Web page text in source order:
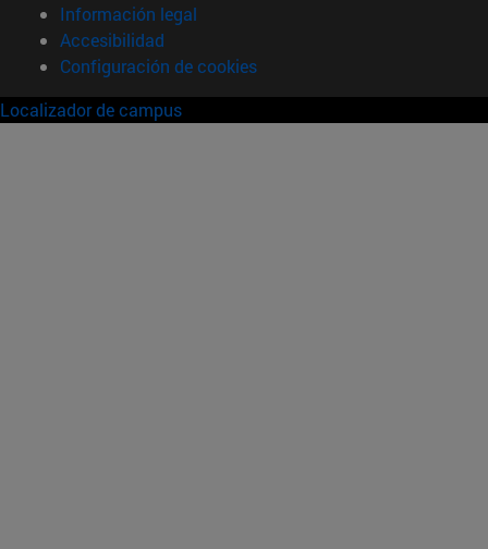
Información legal
Accesibilidad
Configuración de cookies
Localizador de campus